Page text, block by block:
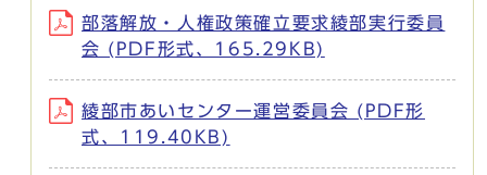
部落解放・人権政策確立要求綾部実行委員
会 (PDF形式、165.29KB)
綾部市あいセンター運営委員会 (PDF形
式、119.40KB)